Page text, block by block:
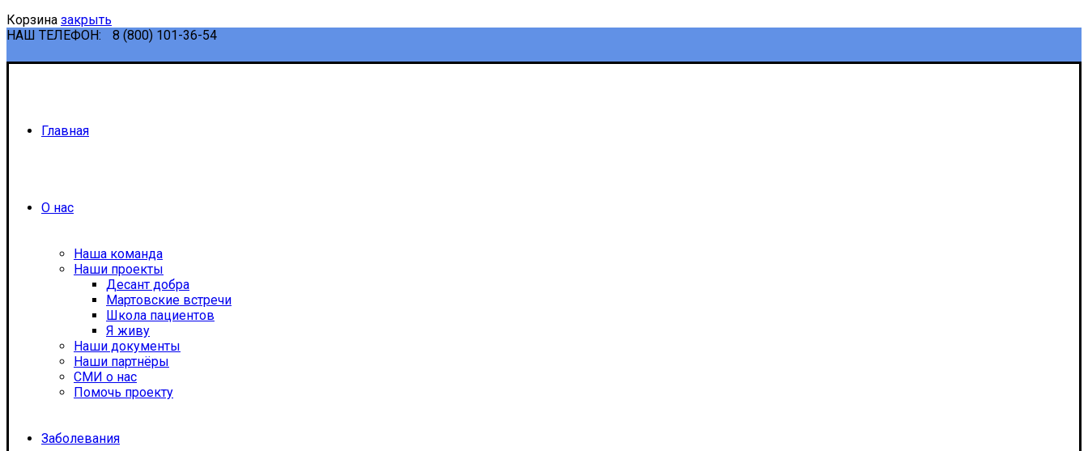
Корзина закрыть
НАШ ТЕЛЕФОН:
8 (800) 101-36-54
Главная
О нас
Наша команда
Наши проекты
Десант добра
Мартовские встречи
Школа пациентов
Я живу
Наши документы
Наши партнёры
СМИ о нас
Помочь проекту
Заболевания